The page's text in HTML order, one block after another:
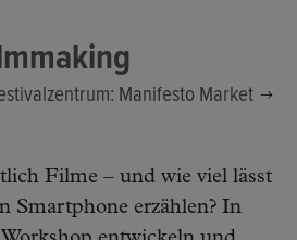
Manifesto Market
Filme – und wie viel lässt
Smartphone erzählen? In